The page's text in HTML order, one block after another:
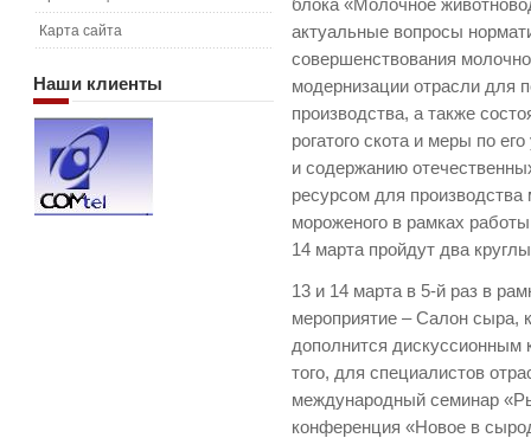
блока «Молочное
актуальные вопросы
совершенствования
модернизации отрасли для
производства, а также
рогатого скота и меры по
и содержанию
ресурсом для
мороженого в рамках
14 марта пройдут два
13 и 14 марта в 5-й раз в
мероприятие – Салон сыра,
дополнится
того, для специалистов
международный семинар
конференция «Новое в
Карта сайта
Наши клиенты